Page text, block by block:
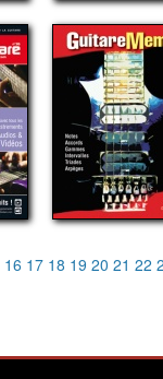
16 17 18 19 20 21 22